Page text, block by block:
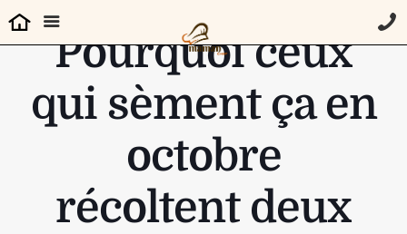
Pourquoi ceux
qui sèment ça en
octobre
récoltent deux